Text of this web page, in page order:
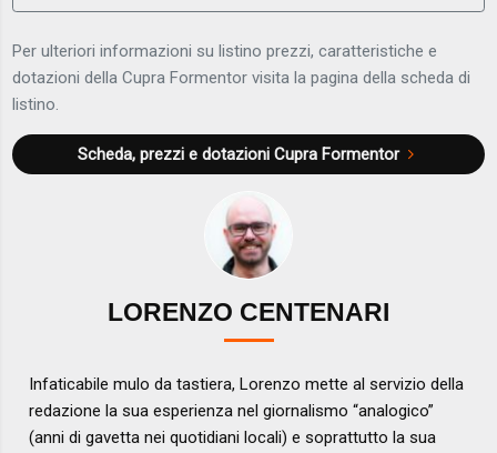
Per ulteriori informazioni su listino prezzi, caratteristiche e
dotazioni della Cupra Formentor visita la pagina della scheda di
listino.
Scheda, prezzi e dotazioni Cupra Formentor
LORENZO CENTENARI
Infaticabile mulo da tastiera, Lorenzo mette al servizio della
redazione la sua esperienza nel giornalismo “analogico”
(anni di gavetta nei quotidiani locali) e soprattutto la sua